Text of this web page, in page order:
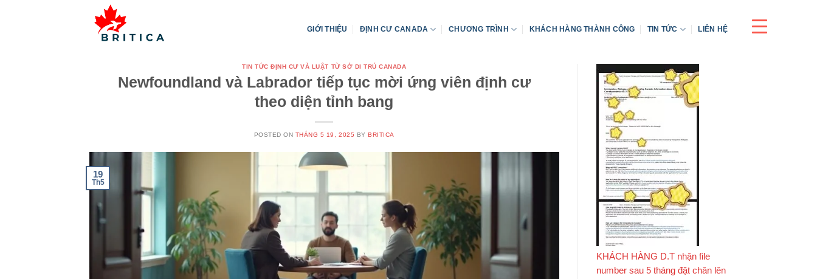
GIỚI THIỆU ĐỊNH CƯ CANADA CHƯƠNG TRÌNH KHÁCH HÀNG THÀNH CÔNG TIN TỨC LIÊN HỆ
TIN TỨC ĐỊNH CƯ VÀ LUẬT TỪ SỞ DI TRÚ CANADA
Newfoundland và Labrador tiếp tục mời ứng viên định cư
theo diện tỉnh bang
POSTED ON THÁNG 5 19, 2025 BYBRITICA
19
Th5
KHÁCH HÀNG D.T nhận file
number sau 5 tháng đặt chân lên